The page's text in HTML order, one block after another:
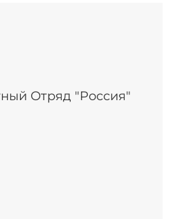
Отряд "Россия"